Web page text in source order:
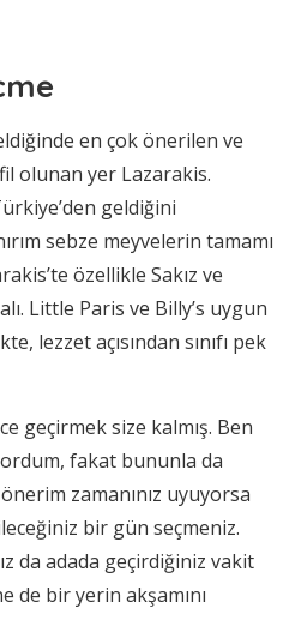
en çok önerilen ve
olunan yer Lazarakis.
geldiğini
sebze meyvelerin tamamı
özellikle Sakız ve
Little Paris ve Billy’s uygun
lezzet açısından sınıfı pek
geçirmek size kalmış. Ben
fakat bununla da
zamanınız uyuyorsa
bir gün seçmeniz.
da adada geçirdiğiniz vakit
de bir yerin akşamını